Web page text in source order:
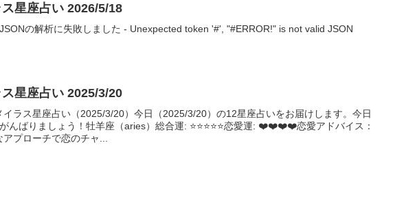
ス星座占い 2026/5/18
の解析に失敗しました - Unexpected token '#', "#ERROR!" is not valid JSON
ス星座占い 2025/3/20
イラス星座占い（2025/3/20）今日（2025/3/20）の12星座占いをお届けします。今日
んばりましょう！牡羊座（aries）総合運: ⭐⭐⭐⭐⭐恋愛運: ❤️❤️❤️❤️恋愛アドバイス：
プローチで恋のチャ...